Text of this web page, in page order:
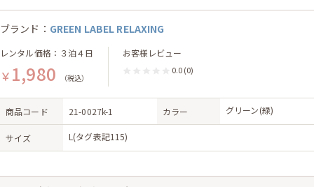
ブランド： GREEN LABEL RELAXING
レンタル価格：３泊４日
￥ 1,980 （税込）
お客様レビュー
0.0 (0)
商品コード 21-0027k-1 カラー グリーン(緑)
サイズ L(タグ表記115)